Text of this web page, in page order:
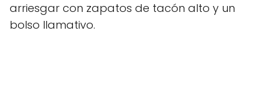
arriesgar con zapatos de tacón alto y un
bolso llamativo.